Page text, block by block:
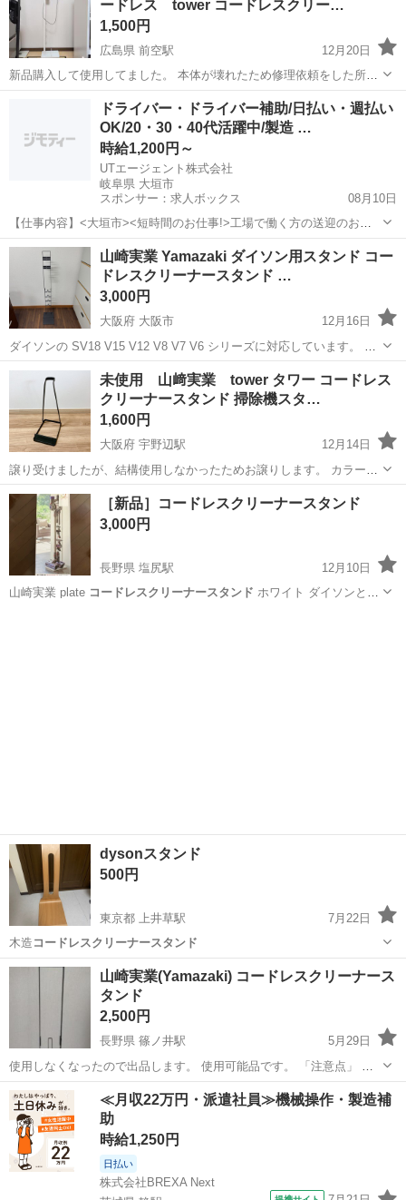
ードレス tower コードレスクリー…
1,500円
広島県 前空駅
12月20日
新品購入して使用してました。 本体が壊れたため修理依頼をした所結
構な値段がかかると言われたため、シャープの掃除機に変えることに
しました。 シャープの掃除機では使えないため出品します。 比較的綺
麗な状態だとは思いますがあく...
廿日市市 前空駅 生活家電 ダイソン
ドライバー・ドライバー補助/日払い・週払い
OK/20・30・40代活躍中/製造 …
時給1,200円～
UTエージェント株式会社
岐阜県 大垣市
スポンサー：求人ボックス
08月10日
【仕事内容】<大垣市><短時間のお仕事!>工場で働く方の送迎のお仕
事 第一種普通自動車免許があればOK!残業ほぼなし <履歴書不要 オン
ライン面接OK><入社キャンペーン実施中!> <業種> 機械・精密機器・
金属 <仕事内容> 電...
アルバイト・パート
山崎実業 Yamazaki ダイソン用スタンド コー
ドレスクリーナースタンド …
3,000円
大阪府 大阪市
12月16日
ダイソンの SV18 V15 V12 V8 V7 V6 シリーズに対応しています。 下
底の端にスレがあるくらいで（最後の写真）美品です。 六角レンチ ス
パナはつけてません。 お写真の物がすべてです。 ...
大阪 大阪市 生活家電
未使用 山﨑実業 tower タワー コードレス
クリーナースタンド 掃除機スタ…
1,600円
大阪府 宇野辺駅
12月14日
譲り受けましたが、結構使用しなかったためお譲りします。 カラー
ブラック 譲り受けた際より、写真2枚目のような痕？はありましたの
で神経質な方はご遠慮ください。 #山崎実業#tower#クリーナー#スタ
大阪 吹田市 宇野辺駅 ゴルフ tower
［新品］コードレスクリーナースタンド
3,000円
長野県 塩尻駅
12月10日
山崎実業 plate コードレスクリーナースタンド ホワイト ダイソンと
dysonスタンド
500円
東京都 上井草駅
7月22日
木造 コードレスクリーナースタンド
東京 練馬区 上井草駅 dyson
山崎実業(Yamazaki) コードレスクリーナース
タンド
2,500円
長野県 篠ノ井駅
5月29日
使用しなくなったので出品します。 使用可能品です。 「注意点」 バ
ラしてあります。 写真の部品が全てです。
長野 長野市 篠ノ井駅 生活家電
コードレスクリーナースタンド
≪月収22万円・派遣社員≫機械操作・製造補
助
時給1,250円
日払い
株式会社BREXA Next